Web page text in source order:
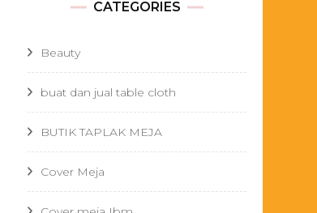
CATEGORIES
Beauty
buat dan jual table cloth
BUTIK TAPLAK MEJA
Cover Meja